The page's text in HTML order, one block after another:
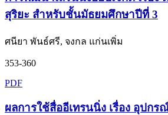
สุริยะ สำหรับชั้นมัธยมศึกษาปีที่ 3
ศนียา พันธ์ศรี, จงกล แก่นเพิ่ม
353-360
PDF
ผลการใช้สื่ออีเทรนนิ่ง เรื่อง อุปก